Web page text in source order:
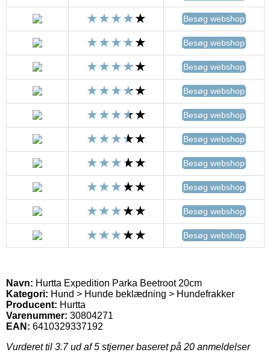
Besøg webshop
Besøg webshop
Besøg webshop
Besøg webshop
Besøg webshop
Besøg webshop
Besøg webshop
Besøg webshop
Besøg webshop
Besøg webshop
Navn: Hurtta Expedition Parka Beetroot 20cm
Kategori: Hund > Hunde beklædning > Hundefrakker
Producent: Hurtta
Varenummer: 30804271
EAN: 6410329337192
Vurderet til 3.7ud af 5 stjerner baseret på 20 anmeldelser